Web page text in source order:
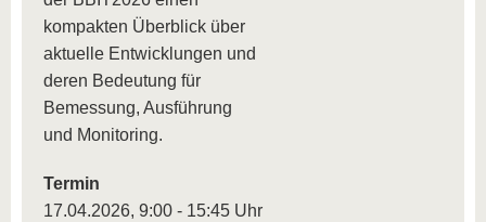
kompakten Überblick über
aktuelle Entwicklungen und
deren Bedeutung für
Bemessung, Ausführung
und Monitoring.
Termin
17.04.2026, 9:00 - 15:45 Uhr